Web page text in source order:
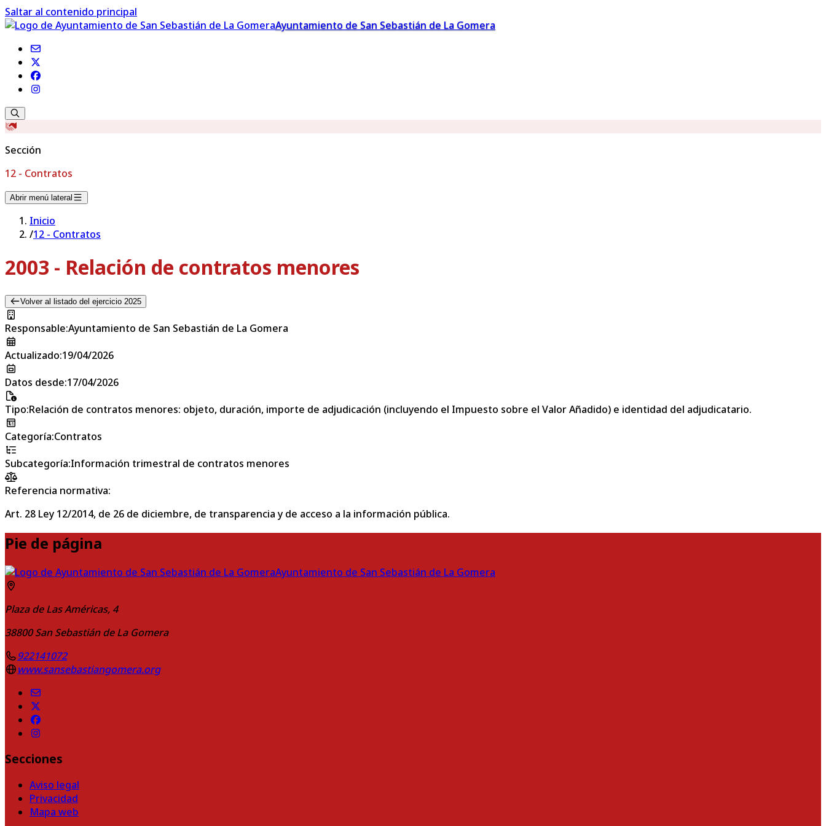
Saltar al contenido principal
Ayuntamiento de San Sebastián de La Gomera
Sección
12 - Contratos
Abrir menú lateral
Inicio
/12 - Contratos
2003 - Relación de contratos menores
Volver al listado del ejercicio 2025
Responsable:Ayuntamiento de San Sebastián de La Gomera
Actualizado:19/04/2026
Datos desde:17/04/2026
Tipo:Relación de contratos menores: objeto, duración, importe de adjudicación (incluyendo el Impuesto sobre el Valor Añadido) e identidad del adjudicatario.
Categoría:Contratos
Subcategoría:Información trimestral de contratos menores
Referencia normativa:
Art. 28 Ley 12/2014, de 26 de diciembre, de transparencia y de acceso a la información pública.
Pie de página
Ayuntamiento de San Sebastián de La Gomera
Plaza de Las Américas, 4
38800 San Sebastián de La Gomera
922141072
www.sansebastiangomera.org
Secciones
Aviso legal
Privacidad
Mapa web